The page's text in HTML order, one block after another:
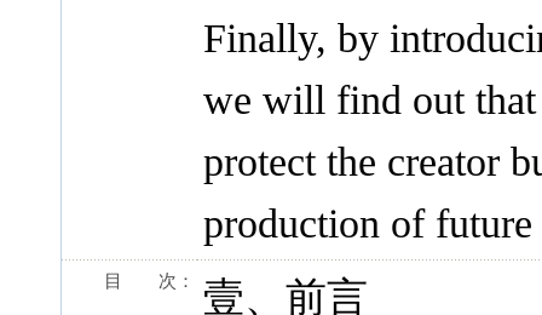
Finally, by
we will find out that
protect the creator
production of future
目 次：
壹、前言